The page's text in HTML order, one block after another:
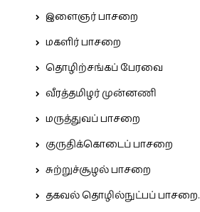
இளைஞர் பாசறை
மகளிர் பாசறை
தொழிற்சங்கப் பேரவை
வீரத்தமிழர் முன்னணி
மருத்துவப் பாசறை
குருதிக்கொடைப் பாசறை
சுற்றுச்சூழல் பாசறை
தகவல் தொழில்நுட்பப் பாசறை.